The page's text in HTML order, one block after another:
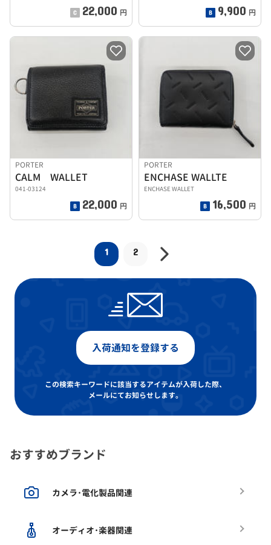
22,000 円 9,900 円
PORTER
CALM WALLET
041-03124
22,000 円
PORTER
ENCHASE WALLTE
ENCHASE WALLET
16,500 円
1 2
入荷通知を登録する
この検索キーワードに該当するアイテムが入荷した際、
メールにてお知らせします。
おすすめブランド
カメラ･電化製品関連
オーディオ･楽器関連